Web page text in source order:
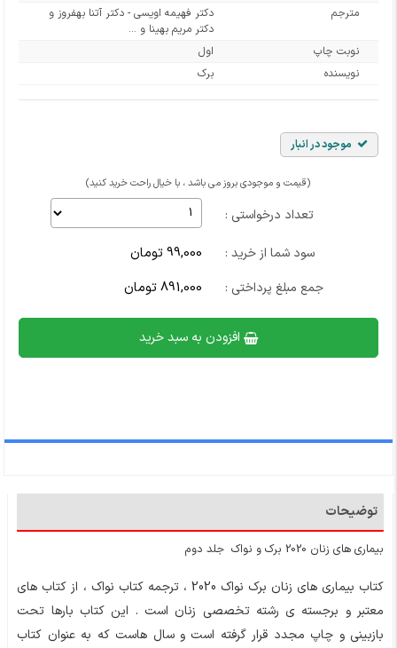
مترجم
دکتر فهیمه اویسی - دکتر آتنا بهفروز و
دکتر مریم بهینا و ...
نوبت چاپ
اول
نویسنده
برک
موجود در انبار
(قیمت و موجودی بروز می باشد ، با خیال راحت خرید کنید)
تعداد درخواستی :
سود شما از خرید : 99,000 تومان
جمع مبلغ پرداختی : 891,000 تومان
افزودن به سبد خرید
توضیحات
بیماری های زنان 2020 برک و نواک جلد دوم
کتاب بیماری های زنان برک نواک 2020 ، ترجمه کتاب نواک ، از کتاب های
معتبر و برجسته ی رشته تخصصی زنان است . این کتاب بارها تحت
بازبینی و چاپ مجدد قرار گرفته است و سال هاست که به عنوان کتاب